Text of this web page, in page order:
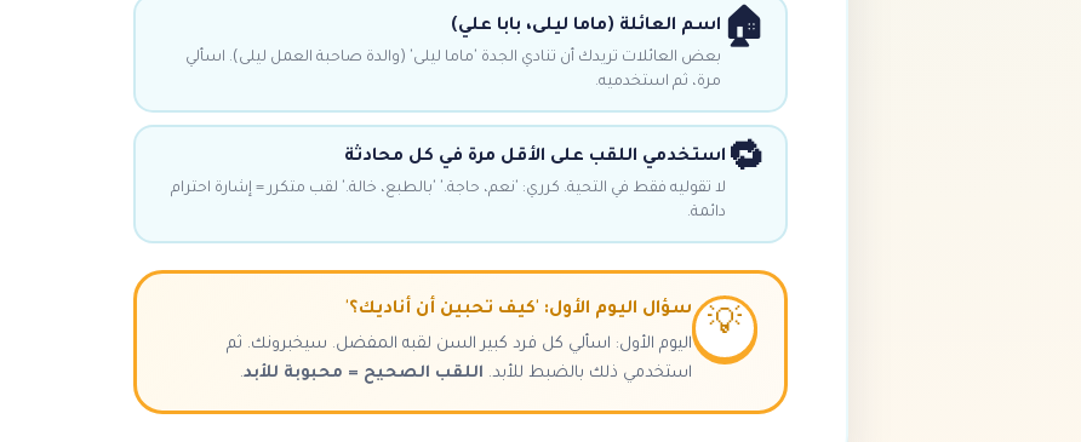
🏠 اسم العائلة (ماما ليلى، بابا علي)
بعض العائلات تريدك أن تنادي الجدة 'ماما ليلى' (والدة صاحبة العمل ليلى). اسألي
مرة، ثم استخدميه.
🔁 استخدمي اللقب على الأقل مرة في كل محادثة
لا تقوليه فقط في التحية. كرري: 'نعم، حاجة.' 'بالطبع، خالة.' لقب متكرر = إشارة احترام
دائمة.
💡
سؤال اليوم الأول: 'كيف تحبين أن أناديك؟'
اليوم الأول: اسألي كل فرد كبير السن لقبه المفضل. سيخبرونك. ثم
استخدمي ذلك بالضبط للأبد. اللقب الصحيح = محبوبة للأبد.